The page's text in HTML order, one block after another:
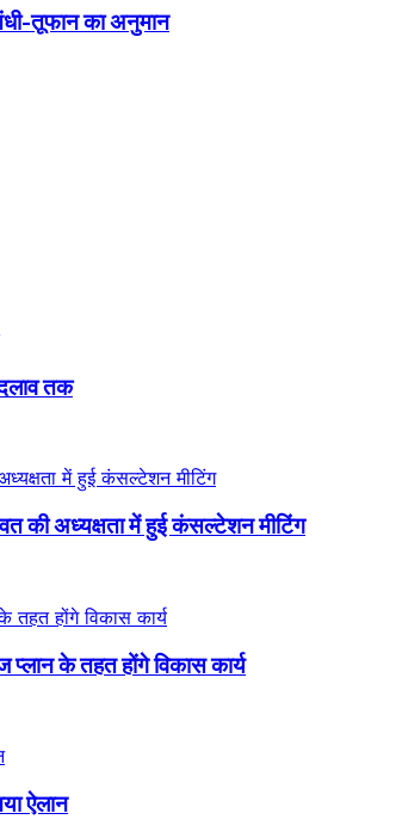
तूफान का अनुमान
तक
की अध्यक्षता में हुई कंसल्टेशन मीटिंग
के तहत होंगे विकास कार्य
ऐलान